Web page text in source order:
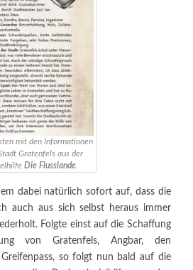
mit den Informationen
Gratenfels aus der
Die Flusslande
dabei natürlich sofort auf, dass die
auch aus sich selbst heraus immer
Folgte einst auf die Schaffung
von Gratenfels, Angbar, den
so folgt nun bald auf die